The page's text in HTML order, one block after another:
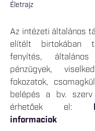
Életrajz
Az intézeti általános
elítélt birtokában
fenyítés, általános
pénzügyek,
fokozatok,
belépés a bv.
érhetőek el:
informaciok